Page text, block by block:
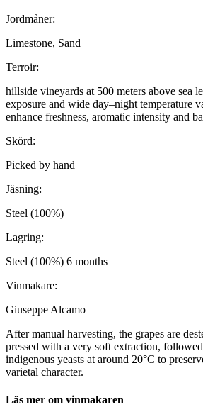
Jordmåner:
Limestone, Sand
Terroir:
hillside vineyards at 500 meters above sea
exposure and wide day–night temperature
enhance freshness, aromatic intensity and
Skörd:
Picked by hand
Jäsning:
Steel (100%)
Lagring:
Steel (100%) 6 months
Vinmakare:
Giuseppe Alcamo
After manual harvesting, the grapes are
pressed with a very soft extraction,
indigenous yeasts at around 20°C to
varietal character.
Läs mer om vinmakaren